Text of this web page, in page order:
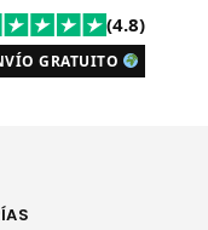
(4.8)
GRATUITO